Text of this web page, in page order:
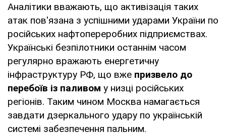
Аналітики вважають, що активізація таких
атак пов'язана з успішними ударами України по
російських нафтопереробних підприємствах.
Українські безпілотники останнім часом
регулярно вражають енергетичну
інфраструктуру РФ, що вже призвело до
перебоїв із паливом у низці російських
регіонів. Таким чином Москва намагається
завдати дзеркального удару по українській
системі забезпечення пальним.